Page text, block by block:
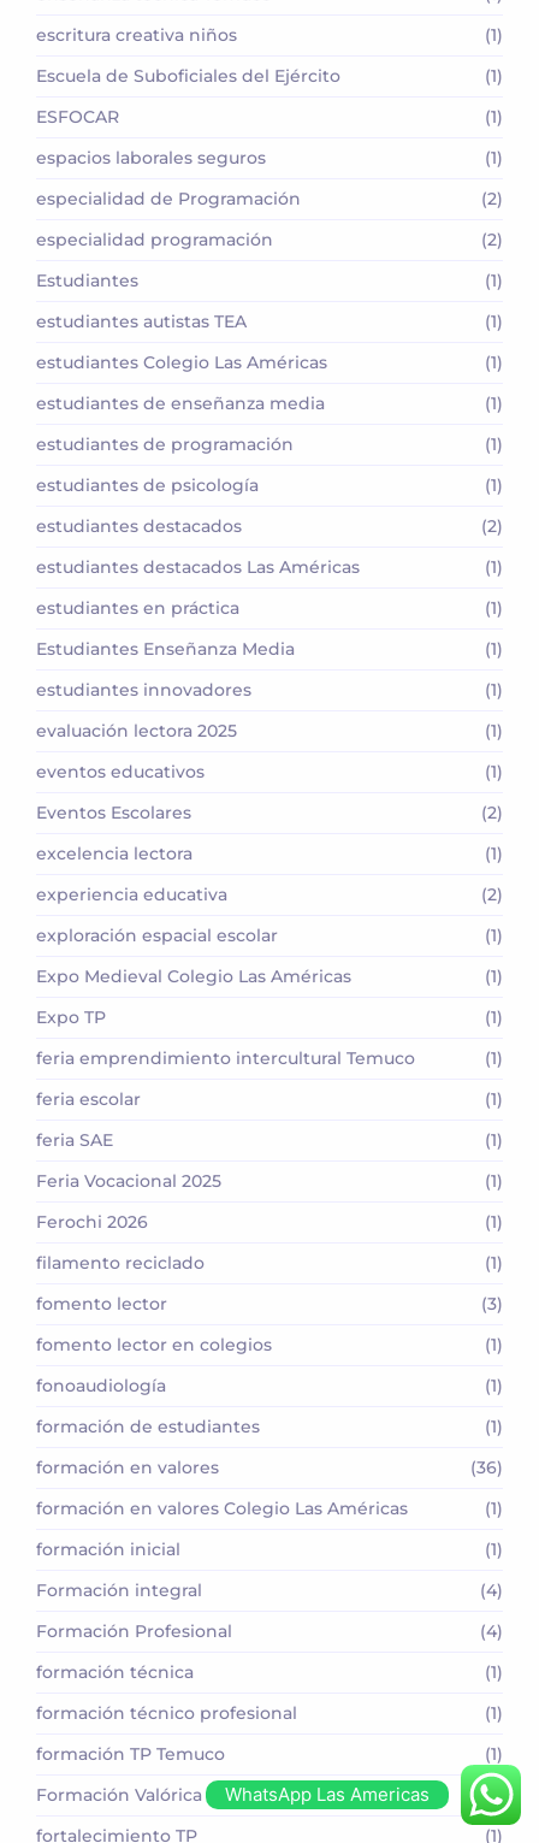
escritura creativa niños
(1)
Escuela de Suboficiales del Ejército
(1)
ESFOCAR
(1)
espacios laborales seguros
(1)
especialidad de Programación
(2)
especialidad programación
(2)
Estudiantes
(1)
estudiantes autistas TEA
(1)
estudiantes Colegio Las Américas
(1)
estudiantes de enseñanza media
(1)
estudiantes de programación
(1)
estudiantes de psicología
(1)
estudiantes destacados
(2)
estudiantes destacados Las Américas
(1)
estudiantes en práctica
(1)
Estudiantes Enseñanza Media
(1)
estudiantes innovadores
(1)
evaluación lectora 2025
(1)
eventos educativos
(1)
Eventos Escolares
(2)
excelencia lectora
(1)
experiencia educativa
(2)
exploración espacial escolar
(1)
Expo Medieval Colegio Las Américas
(1)
Expo TP
(1)
feria emprendimiento intercultural Temuco
(1)
feria escolar
(1)
feria SAE
(1)
Feria Vocacional 2025
(1)
Ferochi 2026
(1)
filamento reciclado
(1)
fomento lector
(3)
fomento lector en colegios
(1)
fonoaudiología
(1)
formación de estudiantes
(1)
formación en valores
(36)
formación en valores Colegio Las Américas
(1)
formación inicial
(1)
Formación integral
(4)
Formación Profesional
(4)
formación técnica
(1)
formación técnico profesional
(1)
formación TP Temuco
(1)
Formación Valórica
(2)
fortalecimiento TP
(1)
WhatsApp Las Americas